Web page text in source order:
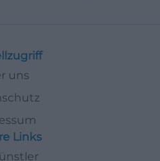
uns
Links